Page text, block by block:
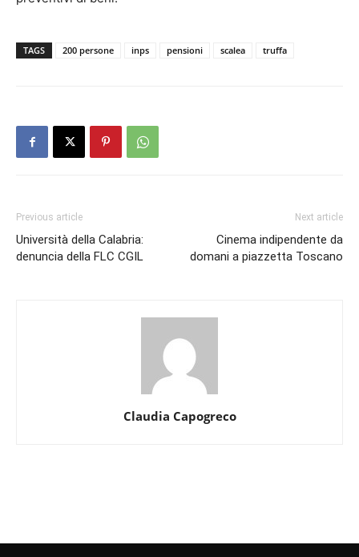
TAGS 200 persone inps pensioni scalea truffa
Previous article
Università della Calabria:
denuncia della FLC CGIL
Next article
Cinema indipendente da
domani a piazzetta Toscano
Claudia Capogreco